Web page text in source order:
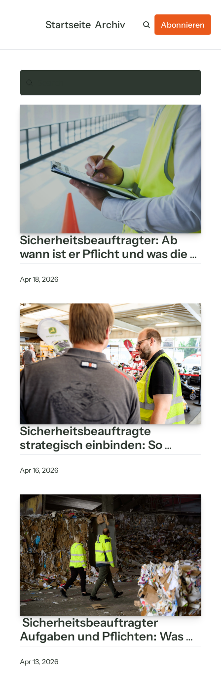
Startseite Archiv Abonnieren
Sicherheitsbeauftragter: Ab
wann ist er Pflicht und was die
Gefährdungsbeurteilung
wirklich entscheidet
Apr 18, 2026
Sicherheitsbeauftragte
strategisch einbinden: So
gelingt echte Beteiligung
Apr 16, 2026
Sicherheitsbeauftragter
Aufgaben und Pflichten: Was
die DGUV vorschreibt – und was
wirklich zählt
Apr 13, 2026